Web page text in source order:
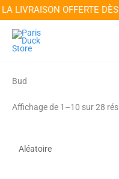
LIVRAISON OFFERTE
Aller
contenu
Bud
Affichage de 1–10 sur 28